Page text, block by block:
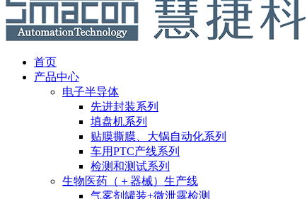
首页
产品中心
电子半导体
先进封装系列
填盘机系列
贴膜撕膜、大锅自动化系列
车用PTC产线系列
检测和测试系列
生物医药（＋器械）生产线
气雾剂罐装+微泄露检测